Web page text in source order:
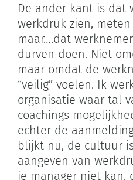
De ander kant is dat
werkdruk zien,
maar….dat
durven doen. Niet
maar omdat de
“veilig” voelen. Ik
organisatie waar tal
coachings
echter de
blijkt nu, de cultuur
aangeven van
je manager niet